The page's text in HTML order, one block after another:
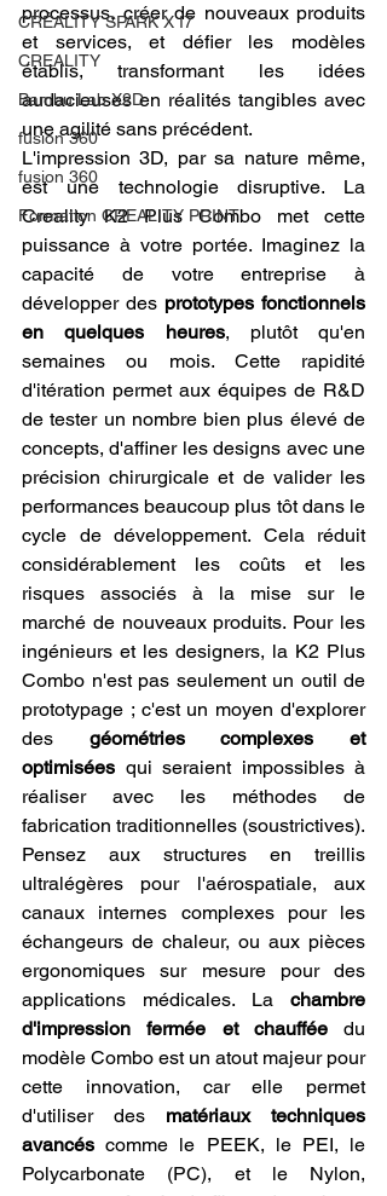
CRÉALITY SPARK X I7
CREALITY
Bambu Lab X2D
fusion 360
fusion 360
Formation CREALITY PRINT
processus, créer de nouveaux produits
et services, et défier les modèles
établis, transformant les idées
audacieuses en réalités tangibles avec
une agilité sans précédent.
L'impression 3D, par sa nature même,
est une technologie disruptive. La
Creality K2 Plus Combo met cette
puissance à votre portée. Imaginez la
capacité de votre entreprise à
développer des prototypes fonctionnels
en quelques heures, plutôt qu'en
semaines ou mois. Cette rapidité
d'itération permet aux équipes de R&D
de tester un nombre bien plus élevé de
concepts, d'affiner les designs avec une
précision chirurgicale et de valider les
performances beaucoup plus tôt dans le
cycle de développement. Cela réduit
considérablement les coûts et les
risques associés à la mise sur le
marché de nouveaux produits. Pour les
ingénieurs et les designers, la K2 Plus
Combo n'est pas seulement un outil de
prototypage ; c'est un moyen d'explorer
des géométries complexes et
optimisées qui seraient impossibles à
réaliser avec les méthodes de
fabrication traditionnelles (soustrictives).
Pensez aux structures en treillis
ultralégères pour l'aérospatiale, aux
canaux internes complexes pour les
échangeurs de chaleur, ou aux pièces
ergonomiques sur mesure pour des
applications médicales. La chambre
d'impression fermée et chauffée du
modèle Combo est un atout majeur pour
cette innovation, car elle permet
d'utiliser des matériaux techniques
avancés comme le PEEK, le PEI, le
Polycarbonate (PC), et le Nylon,